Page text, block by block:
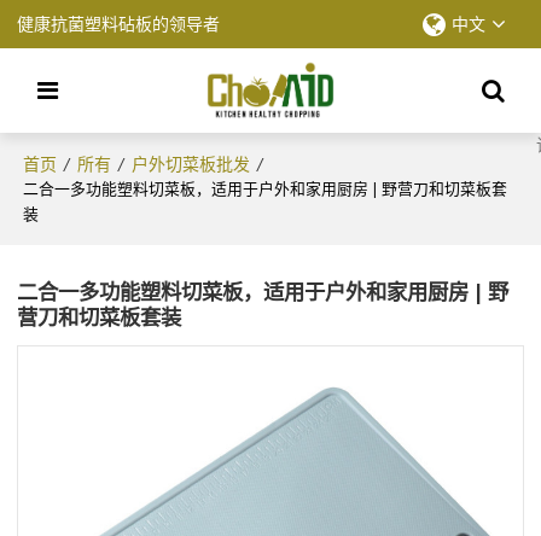
健康抗菌塑料砧板的领导者 中文
首页 / 所有 / 户外切菜板批发 /
二合一多功能塑料切菜板，适用于户外和家用厨房 | 野营刀和切菜板套
装
二合一多功能塑料切菜板，适用于户外和家用厨房 | 野
营刀和切菜板套装